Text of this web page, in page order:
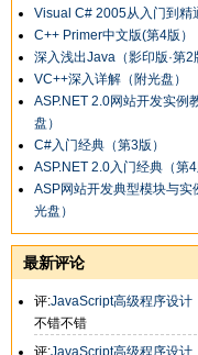
Visual C# 2005从入门到精
C++ Primer中文版(第4版）
深入浅出Java（影印版·第2
VC++深入详解（附光盘）
ASP.NET 2.0网站开发实例
盘）
C#入门经典（第3版）
ASP.NET 2.0入门经典（第4
ASP网站开发典型模块与实
光盘）
最新评论
评:JavaScript高级程序设计
不错不错
评:JavaScript高级程序设计